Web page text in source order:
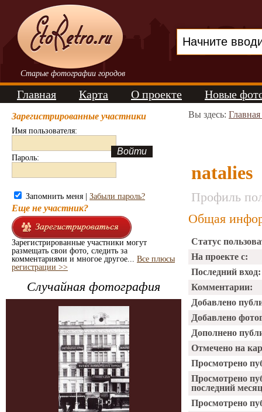
Старые фотографии городов
Главная Карта О проекте Новые
Зарегистрированные участники
Имя пользователя:
Пароль:
Запомнить меня | Забыли пароль?
Еще не участник?
Зарегистрированные участники могут
размещать свои фото, следить за
комментариями и многое другое... Все плюсы
регистрации >>
Случайная фотография
Вы здесь:
natalies
Профиль
Общая
Статус
На проекте с:
Последний вход:
Комментарии:
Добавлено
Добавлено
Дополнено
Отмечено на
Просмотрено
Просмотрено
последний
Просмотрено